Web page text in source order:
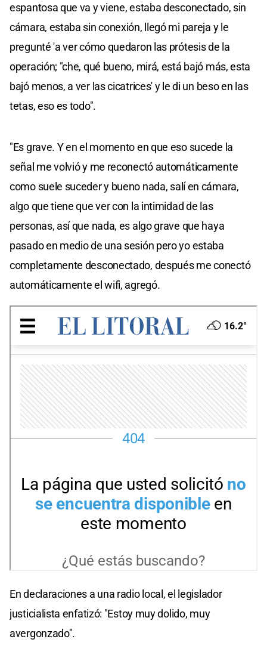
espantosa que va y viene, estaba desconectado, sin
cámara, estaba sin conexión, llegó mi pareja y le
pregunté 'a ver cómo quedaron las prótesis de la
operación; "che, qué bueno, mirá, está bajó más, esta
bajó menos, a ver las cicatrices' y le di un beso en las
tetas, eso es todo".
"Es grave. Y en el momento en que eso sucede la
señal me volvió y me reconectó automáticamente
como suele suceder y bueno nada, salí en cámara,
algo que tiene que ver con la intimidad de las
personas, así que nada, es algo grave que haya
pasado en medio de una sesión pero yo estaba
completamente desconectado, después me conectó
automáticamente el wifi, agregó.
En declaraciones a una radio local, el legislador
justicialista enfatizó: "Estoy muy dolido, muy
avergonzado".